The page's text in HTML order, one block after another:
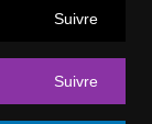
Suivre
Suivre